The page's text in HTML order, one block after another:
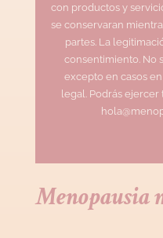
con productos y
se conservaran
partes. La
consentimiento. No
excepto en casos
legal. Podrás
Menopausia